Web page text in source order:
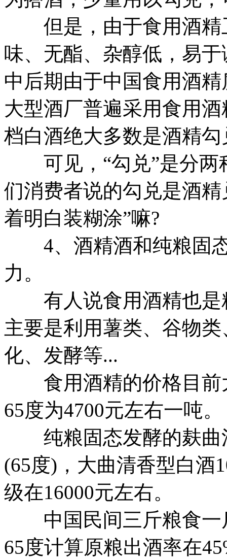
但是，由于食用酒精
味、无酯、杂醇低，易
中后期由于中国食用酒
大型酒厂普遍采用食用
档白酒绝大多数是酒精勾
可见，“勾兑”是分两
们消费者说的勾兑是酒
着明白装糊涂”嘛?
4、酒精酒和纯粮固态
力。
有人说食用酒精也是
主要是利用薯类、谷物
化、发酵等...
食用酒精的价格目前
65度为4700元左右一吨。
纯粮固态发酵的麸曲
(65度)，大曲清香型白酒
级在16000元左右。
中国民间三斤粮食一
65度计算原粮出酒率在